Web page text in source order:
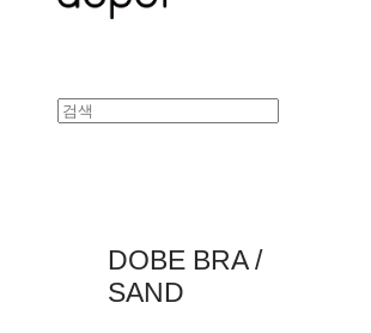
DOBE BRA /
SAND